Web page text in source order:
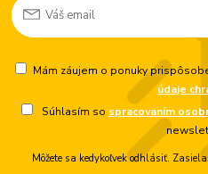
Mám záujem o ponuky
údaje
Súhlasím so spracovaním
Môžete sa kedykoľvek odhlásiť.